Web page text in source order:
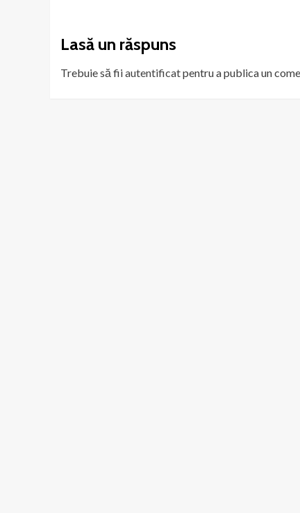
Lasă un răspuns
Trebuie să fiiautentificatpentru a publica un